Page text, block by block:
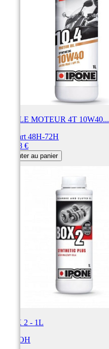
HUILE MOTEUR 4T 10W40...
Départ 48H-72H
22,38 €
Ajouter au panier
BOX 2 - 1L
AIROH